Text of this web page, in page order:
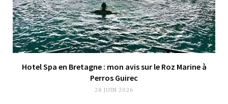
Hotel Spa en Bretagne : mon avis sur le Roz Marine à
Perros Guirec
28 JUIN 2026